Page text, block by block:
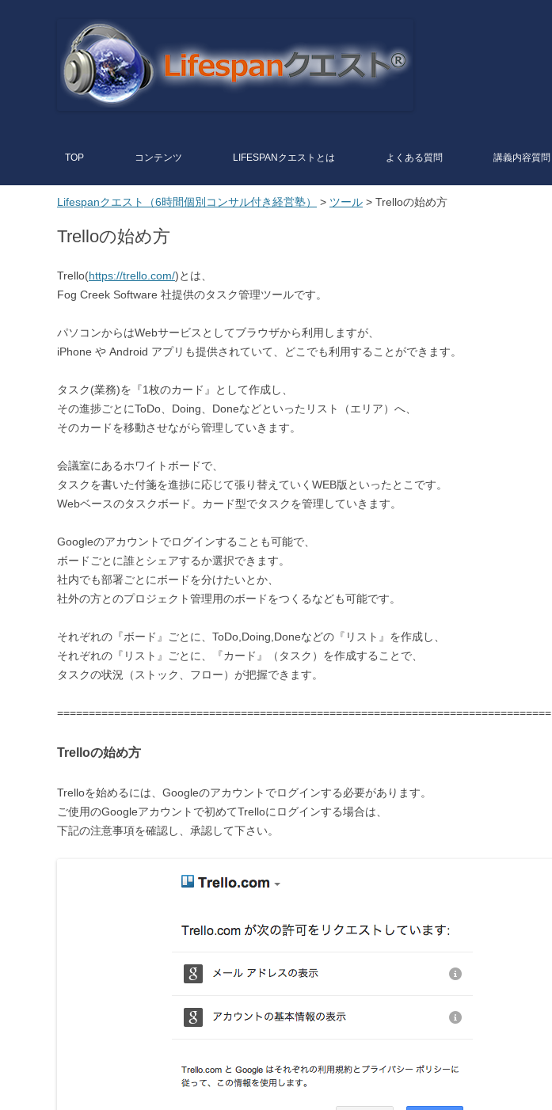
Lifespanク
エスト（6
時間個別コ
経営塾）
テ
TOP コンテンツ LIFESPANクエストとは よくある質問 講義内容質問
Lifespanクエスト（6時間個別コンサル付き経営塾） > ツール > Trelloの始め方
Trelloの始め方
Trello(https://trello.com/)とは、
Fog Creek Software 社提供のタスク管理ツールです。
パソコンからはWebサービスとしてブラウザから利用しますが、
iPhone や Android アプリも提供されていて、どこでも利用することができます。
タスク(業務)を『1枚のカード』として作成し、
その進捗ごとにToDo、Doing、Doneなどといったリスト（エリア）へ、
そのカードを移動させながら管理していきます。
会議室にあるホワイトボードで、
タスクを書いた付箋を進捗に応じて張り替えていくWEB版といったとこです。
Webベースのタスクボード。カード型でタスクを管理していきます。
Googleのアカウントでログインすることも可能で、
ボードごとに誰とシェアするか選択できます。
社内でも部署ごとにボードを分けたいとか、
社外の方とのプロジェクト管理用のボードをつくるなども可能です。
それぞれの『ボード』ごとに、ToDo,Doing,Doneなどの『リスト』を作成し、
それぞれの『リスト』ごとに、『カード』（タスク）を作成することで、
タスクの状況（ストック、フロー）が把握できます。
==============================================================================
Trelloの始め方
Trelloを始めるには、Googleのアカウントでログインする必要があります。
ご使用のGoogleアカウントで初めてTrelloにログインする場合は、
下記の注意事項を確認し、承認して下さい。